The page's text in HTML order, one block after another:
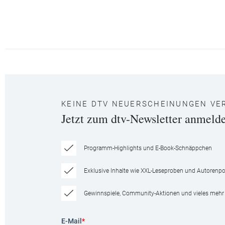
KEINE DTV NEUERSCHEINUNGEN
Jetzt zum dtv-Newsletter
Programm-Highlights und E-Book-Schnäppchen
Exklusive Inhalte wie XXL-Leseproben und
Gewinnspiele, Community-Aktionen und vieles mehr
E-Mail *